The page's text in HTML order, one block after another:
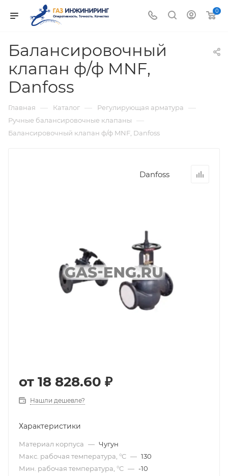
0
Балансировочный
клапан ф/ф MNF,
Danfoss
Главная — Каталог — Регулирующая арматура —
Ручные балансировочные клапаны —
Балансировочный клапан ф/ф MNF, Danfoss
Danfoss
от 18 828.60 ₽
Нашли дешевле?
Характеристики
Материал корпуса — Чугун
Макс. рабочая температура, °C — 130
Мин. рабочая температура, °C — -10